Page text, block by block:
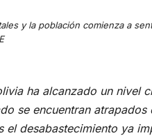
y la población comienza a
ha alcanzado un nivel
se encuentran atrapados
desabastecimiento ya